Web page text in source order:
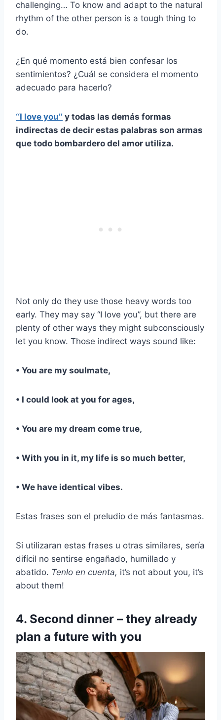
challenging… To know and adapt to the natural
rhythm of the other person is a tough thing to
do.
¿En qué momento está bien confesar los
sentimientos? ¿Cuál se considera el momento
adecuado para hacerlo?
‘‘I love you’’ y todas las demás formas
indirectas de decir estas palabras son armas
que todo bombardero del amor utiliza.
Not only do they use those heavy words too
early. They may say ‘‘I love you’’, but there are
plenty of other ways they might subconsciously
let you know. Those indirect ways sound like:
• You are my soulmate,
• I could look at you for ages,
• You are my dream come true,
• With you in it, my life is so much better,
• We have identical vibes.
Estas frases son el preludio de más fantasmas.
Si utilizaran estas frases u otras similares, sería
difícil no sentirse engañado, humillado y
abatido. Tenlo en cuenta, it’s not about you, it’s
about them!
4. Second dinner – they already
plan a future with you